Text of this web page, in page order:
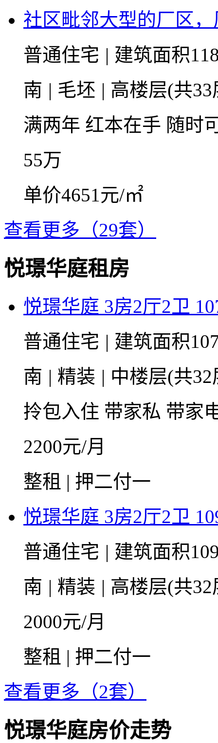
社区毗邻大型的厂区
普通住宅 | 建筑面积
南 | 毛坯 | 高楼层(共
满两年 红本在手 随时
55万
单价4651元/㎡
查看更多（29套）
悦璟华庭租房
悦璟华庭 3房2厅2卫
普通住宅 | 建筑面积
南 | 精装 | 中楼层(共
拎包入住 带家私 带家
2200元/月
整租 | 押二付一
悦璟华庭 3房2厅2卫
普通住宅 | 建筑面积
南 | 精装 | 高楼层(共
2000元/月
整租 | 押二付一
查看更多（2套）
悦璟华庭房价走势